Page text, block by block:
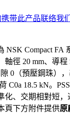
携带此产品联络我们
NSK Compact FA
軸徑 20 mm、導程
0（預壓鋼珠）
C0a 18.5 kN。
、交期相對短，
頁下方附件提供原